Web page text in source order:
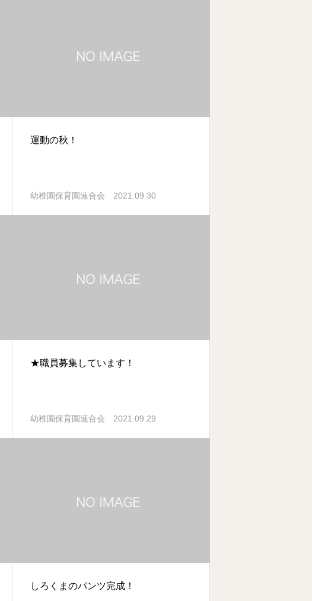
運動の秋！
幼稚園保育園連合会 2021.09.30
★職員募集しています！
幼稚園保育園連合会 2021.09.29
しろくまのパンツ完成！